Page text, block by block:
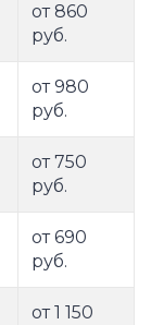
от 860
руб.
от 980
руб.
от 750
руб.
от 690
руб.
от 1 150